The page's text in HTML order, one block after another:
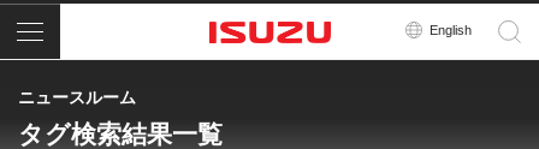
English
ニュースルーム
タグ検索結果一覧